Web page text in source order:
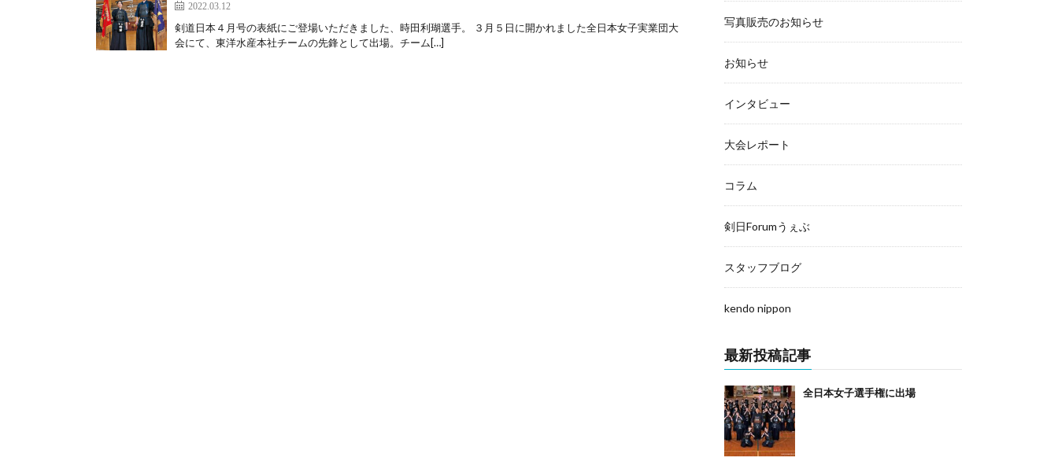
2022.03.12
剣道日本４月号の表紙にご登場いただきました、時田利瑚選手。 ３月５日に開かれました全日本女子実業団大
会にて、東洋水産本社チームの先鋒として出場。チーム[…]
写真販売のお知らせ
お知らせ
インタビュー
大会レポート
コラム
剣日Forumうぇぶ
スタッフブログ
kendo nippon
最新投稿記事
全日本女子選手権に出場